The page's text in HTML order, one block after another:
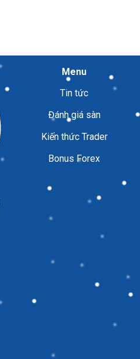
Menu
Tin tức
Đánh giá sàn
Kiến thức Trader
Bonus Forex